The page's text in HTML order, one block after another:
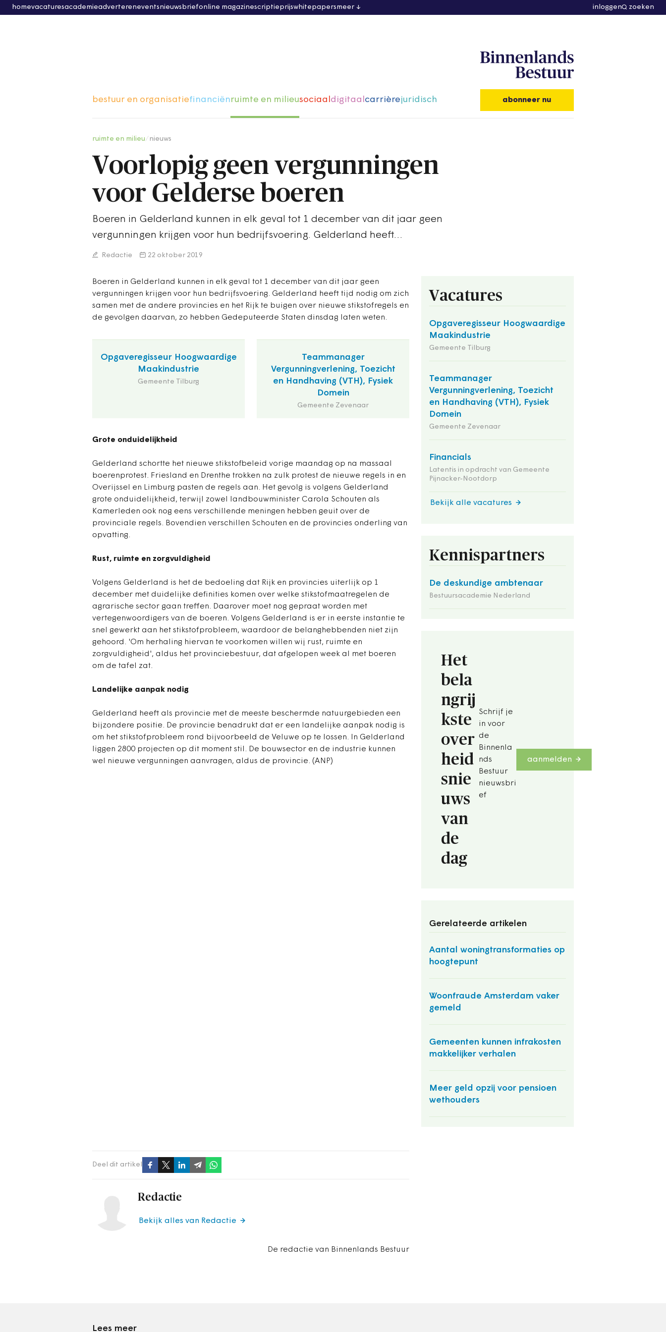
homevacaturesacademieadvertereneventsnieuwsbriefonline magazinescriptieprijswhitepapersmeer inloggen zoeken
bestuur en organisatiefinanciënruimte en milieusociaaldigitaalcarrièrejuridisch abonneer nu
ruimte en milieu nieuws
Voorlopig geen vergunningen
voor Gelderse boeren
Boeren in Gelderland kunnen in elk geval tot 1 december van dit jaar geen
vergunningen krijgen voor hun bedrijfsvoering. Gelderland heeft…
Redactie 22 oktober 2019
Boeren in Gelderland kunnen in elk geval tot 1 december van dit jaar geen
vergunningen krijgen voor hun bedrijfsvoering. Gelderland heeft tijd nodig om zich
samen met de andere provincies en het Rijk te buigen over nieuwe stikstofregels en
de gevolgen daarvan, zo hebben Gedeputeerde Staten dinsdag laten weten.
Opgaveregisseur Hoogwaardige
Maakindustrie
Gemeente Tilburg
Teammanager
Vergunningverlening, Toezicht
en Handhaving (VTH), Fysiek
Domein
Gemeente Zevenaar
Grote onduidelijkheid
Vacatures
Opgaveregisseur Hoogwaardige
Maakindustrie
Gemeente Tilburg
Teammanager
Vergunningverlening, Toezicht
en Handhaving (VTH), Fysiek
Domein
Gemeente Zevenaar
Financials
Latentis in opdracht van Gemeente
Pijnacker-Nootdorp
Bekijk alle vacatures
Kennispartners
De deskundige ambtenaar
Bestuursacademie Nederland
Het
bela
ngrij
kste
over
heid
snie
uws
van
de
dag
Schrijf je
in voor
de
Binnenla
nds
Bestuur
nieuwsbri
ef
aanmelden
Gerelateerde artikelen
Aantal woningtransformaties op
hoogtepunt
Woonfraude Amsterdam vaker
gemeld
Gemeenten kunnen infrakosten
makkelijker verhalen
Meer geld opzij voor pensioen
wethouders
Gelderland schortte het nieuwe stikstofbeleid vorige maandag op na massaal
boerenprotest. Friesland en Drenthe trokken na zulk protest de nieuwe regels in en
Overijssel en Limburg pasten de regels aan. Het gevolg is volgens Gelderland
grote onduidelijkheid, terwijl zowel landbouwminister Carola Schouten als
Kamerleden ook nog eens verschillende meningen hebben geuit over de
provinciale regels. Bovendien verschillen Schouten en de provincies onderling van
opvatting.
Rust, ruimte en zorgvuldigheid
Volgens Gelderland is het de bedoeling dat Rijk en provincies uiterlijk op 1
december met duidelijke definities komen over welke stikstofmaatregelen de
agrarische sector gaan treffen. Daarover moet nog gepraat worden met
vertegenwoordigers van de boeren. Volgens Gelderland is er in eerste instantie te
snel gewerkt aan het stikstofprobleem, waardoor de belanghebbenden niet zijn
gehoord. 'Om herhaling hiervan te voorkomen willen wij rust, ruimte en
zorgvuldigheid', aldus het provinciebestuur, dat afgelopen week al met boeren
om de tafel zat.
Landelijke aanpak nodig
Gelderland heeft als provincie met de meeste beschermde natuurgebieden een
bijzondere positie. De provincie benadrukt dat er een landelijke aanpak nodig is
om het stikstofprobleem rond bijvoorbeeld de Veluwe op te lossen. In Gelderland
liggen 2800 projecten op dit moment stil. De bouwsector en de industrie kunnen
wel nieuwe vergunningen aanvragen, aldus de provincie. (ANP)
Deel dit artikel
Redactie
De redactie van Binnenlands Bestuur
Bekijk alles van Redactie
Lees meer